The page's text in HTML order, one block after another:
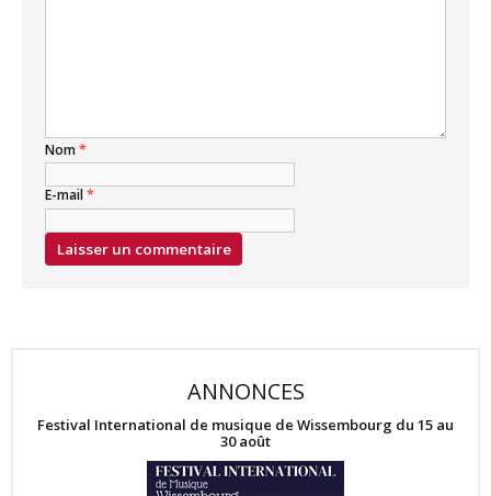
Nom*
E-mail*
ANNONCES
Festival International de musique de Wissembourg du 15 au
30 août